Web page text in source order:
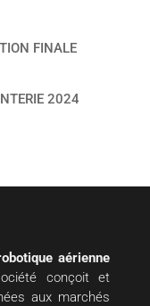
FINALE
2024
aérienne
conçoit et
aux marchés